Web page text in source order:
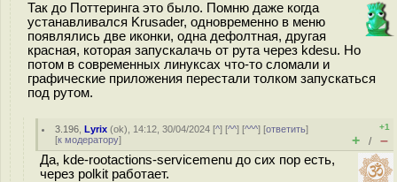
Так до Поттеринга это было. Помню даже когда
устанавливался Krusader, одновременно в меню
появлялись две иконки, одна дефолтная, другая
красная, которая запускалачь от рута через kdesu. Но
потом в современных линуксах что-то сломали и
графические приложения перестали толком запускаться
под рутом.
3.196 ,Lyrix (ok), 14:12, 30/04/2024 [^] [^^] [^^^] [ответить]
[к модератору]
+1
+ / –
Да, kde-rootactions-servicemenu до сих пор есть,
через polkit работает.